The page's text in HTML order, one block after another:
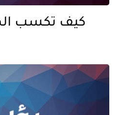
كيف تكسب